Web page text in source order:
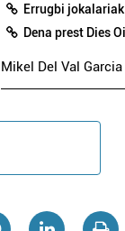
Errugbi
Dena prest Dies
Mikel Del Val Garcia